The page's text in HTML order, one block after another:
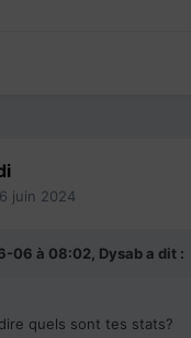
6 juin 2024
06 à 08:02, Dysaba dit :
quels sont tes stats?